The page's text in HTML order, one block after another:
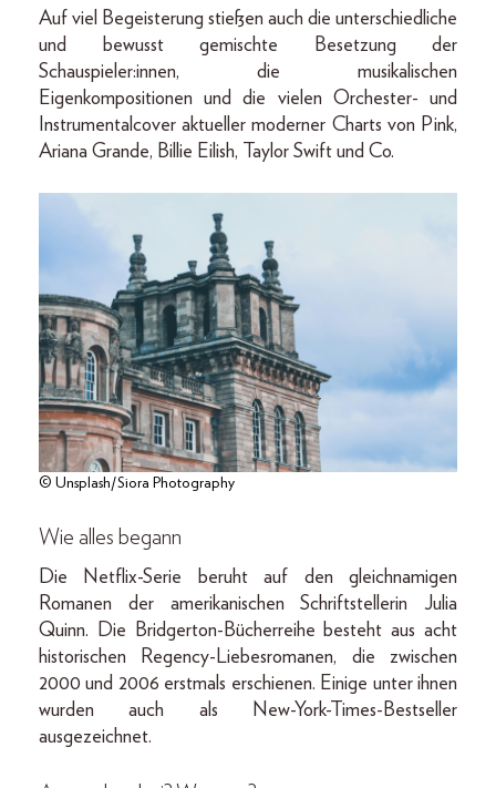
Auf viel Begeisterung stießen auch die unterschiedliche
und bewusst gemischte Besetzung der
Schauspieler:innen, die musikalischen
Eigenkompositionen und die vielen Orchester- und
Instrumentalcover aktueller moderner Charts von Pink,
Ariana Grande, Billie Eilish, Taylor Swift und Co.
© Unsplash/Siora Photography
Wie alles begann
Die Netflix-Serie beruht auf den gleichnamigen
Romanen der amerikanischen Schriftstellerin Julia
Quinn. Die Bridgerton-Bücherreihe besteht aus acht
historischen Regency-Liebesromanen, die zwischen
2000 und 2006 erstmals erschienen. Einige unter ihnen
wurden auch als New-York-Times-Bestseller
ausgezeichnet.